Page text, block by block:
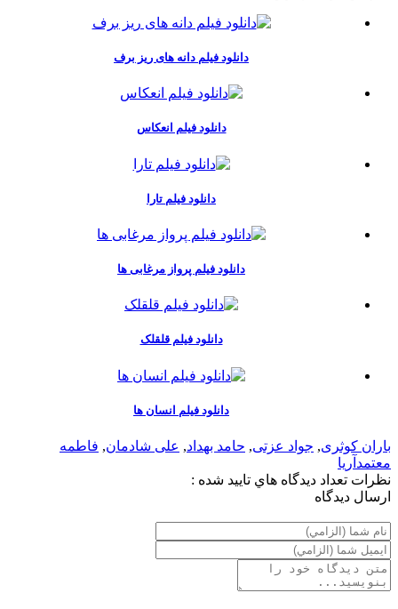
دانلود فیلم دانه های ریز برف
دانلود فیلم انعکاس
دانلود فیلم تارا
دانلود فیلم پرواز مرغابی ها
دانلود فیلم قلقلک
دانلود فیلم انسان ها
باران کوثری, جواد عزتی, حامد بهداد, علی شادمان, فاطمه
معتمدآریا
نظرات تعداد ديدگاه هاي تاييد شده :
ارسال ديدگاه